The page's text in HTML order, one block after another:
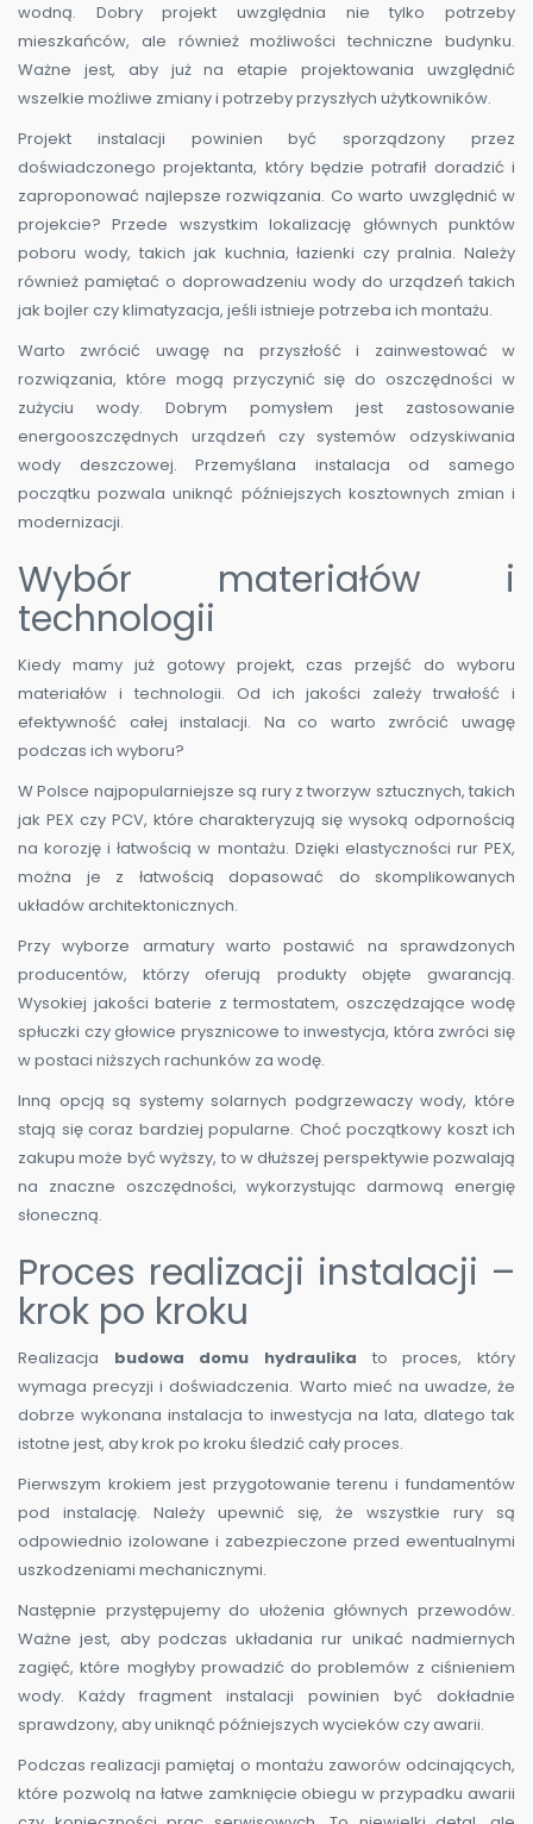
wodną. Dobry projekt uwzględnia nie tylko potrzeby
mieszkańców, ale również możliwości techniczne budynku.
Ważne jest, aby już na etapie projektowania uwzględnić
wszelkie możliwe zmiany i potrzeby przyszłych użytkowników.
Projekt instalacji powinien być sporządzony przez
doświadczonego projektanta, który będzie potrafił doradzić i
zaproponować najlepsze rozwiązania. Co warto uwzględnić w
projekcie? Przede wszystkim lokalizację głównych punktów
poboru wody, takich jak kuchnia, łazienki czy pralnia. Należy
również pamiętać o doprowadzeniu wody do urządzeń takich
jak bojler czy klimatyzacja, jeśli istnieje potrzeba ich montażu.
Warto zwrócić uwagę na przyszłość i zainwestować w
rozwiązania, które mogą przyczynić się do oszczędności w
zużyciu wody. Dobrym pomysłem jest zastosowanie
energooszczędnych urządzeń czy systemów odzyskiwania
wody deszczowej. Przemyślana instalacja od samego
początku pozwala uniknąć późniejszych kosztownych zmian i
modernizacji.
Wybór materiałów i
technologii
Kiedy mamy już gotowy projekt, czas przejść do wyboru
materiałów i technologii. Od ich jakości zależy trwałość i
efektywność całej instalacji. Na co warto zwrócić uwagę
podczas ich wyboru?
W Polsce najpopularniejsze są rury z tworzyw sztucznych, takich
jak PEX czy PCV, które charakteryzują się wysoką odpornością
na korozję i łatwością w montażu. Dzięki elastyczności rur PEX,
można je z łatwością dopasować do skomplikowanych
układów architektonicznych.
Przy wyborze armatury warto postawić na sprawdzonych
producentów, którzy oferują produkty objęte gwarancją.
Wysokiej jakości baterie z termostatem, oszczędzające wodę
spłuczki czy głowice prysznicowe to inwestycja, która zwróci się
w postaci niższych rachunków za wodę.
Inną opcją są systemy solarnych podgrzewaczy wody, które
stają się coraz bardziej popularne. Choć początkowy koszt ich
zakupu może być wyższy, to w dłuższej perspektywie pozwalają
na znaczne oszczędności, wykorzystując darmową energię
słoneczną.
Proces realizacji instalacji –
krok po kroku
Realizacja budowa domu hydraulika to proces, który
wymaga precyzji i doświadczenia. Warto mieć na uwadze, że
dobrze wykonana instalacja to inwestycja na lata, dlatego tak
istotne jest, aby krok po kroku śledzić cały proces.
Pierwszym krokiem jest przygotowanie terenu i fundamentów
pod instalację. Należy upewnić się, że wszystkie rury są
odpowiednio izolowane i zabezpieczone przed ewentualnymi
uszkodzeniami mechanicznymi.
Następnie przystępujemy do ułożenia głównych przewodów.
Ważne jest, aby podczas układania rur unikać nadmiernych
zagięć, które mogłyby prowadzić do problemów z ciśnieniem
wody. Każdy fragment instalacji powinien być dokładnie
sprawdzony, aby uniknąć późniejszych wycieków czy awarii.
Podczas realizacji pamiętaj o montażu zaworów odcinających,
które pozwolą na łatwe zamknięcie obiegu w przypadku awarii